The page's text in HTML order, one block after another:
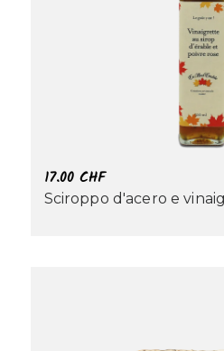
17.00 CHF
Sciroppo d'acero e